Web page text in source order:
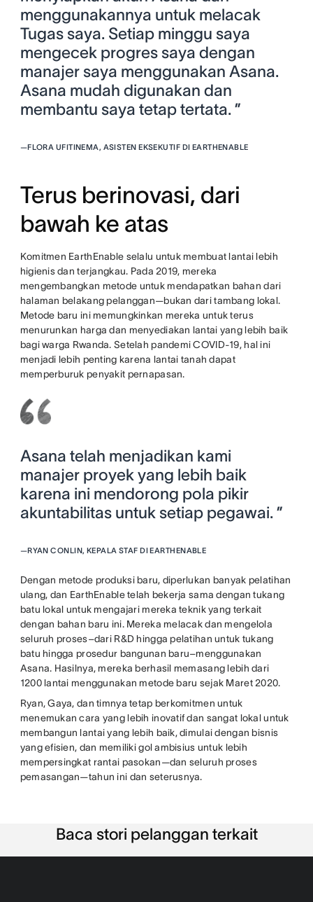
menggunakannya untuk melacak
Tugas saya. Setiap minggu saya
mengecek progres saya dengan
manajer saya menggunakan Asana.
Asana mudah digunakan dan
membantu saya tetap tertata. ”
—FLORA UFITINEMA, ASISTEN EKSEKUTIF DI EARTHENABLE
Terus berinovasi, dari
bawah ke atas
Komitmen EarthEnable selalu untuk membuat lantai lebih
higienis dan terjangkau. Pada 2019, mereka
mengembangkan metode untuk mendapatkan bahan dari
halaman belakang pelanggan—bukan dari tambang lokal.
Metode baru ini memungkinkan mereka untuk terus
menurunkan harga dan menyediakan lantai yang lebih baik
bagi warga Rwanda. Setelah pandemi COVID-19, hal ini
menjadi lebih penting karena lantai tanah dapat
memperburuk penyakit pernapasan.
Asana telah menjadikan kami
manajer proyek yang lebih baik
karena ini mendorong pola pikir
akuntabilitas untuk setiap pegawai. ”
—RYAN CONLIN, KEPALA STAF DI EARTHENABLE
Dengan metode produksi baru, diperlukan banyak pelatihan
ulang, dan EarthEnable telah bekerja sama dengan tukang
batu lokal untuk mengajari mereka teknik yang terkait
dengan bahan baru ini. Mereka melacak dan mengelola
seluruh proses–dari R&D hingga pelatihan untuk tukang
batu hingga prosedur bangunan baru–menggunakan
Asana. Hasilnya, mereka berhasil memasang lebih dari
1200 lantai menggunakan metode baru sejak Maret 2020.
Ryan, Gaya, dan timnya tetap berkomitmen untuk
menemukan cara yang lebih inovatif dan sangat lokal untuk
membangun lantai yang lebih baik, dimulai dengan bisnis
yang efisien, dan memiliki gol ambisius untuk lebih
mempersingkat rantai pasokan—dan seluruh proses
pemasangan—tahun ini dan seterusnya.
Baca stori pelanggan terkait